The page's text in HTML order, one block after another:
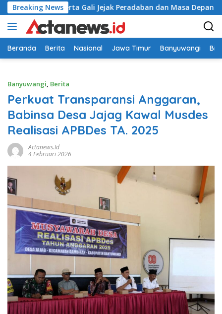
Langsung
ke
konten
Breaking News
Peserta Gali Jejak Peradaban dan Masa Depan Budaya
Beranda Berita Nasional Jawa Timur Banyuwangi
Banyuwangi, Berita
Perkuat Transparansi Anggaran,
Babinsa Desa Jajag Kawal Musdes
Realisasi APBDes TA. 2025
Actanews.id
4 Februari 2026